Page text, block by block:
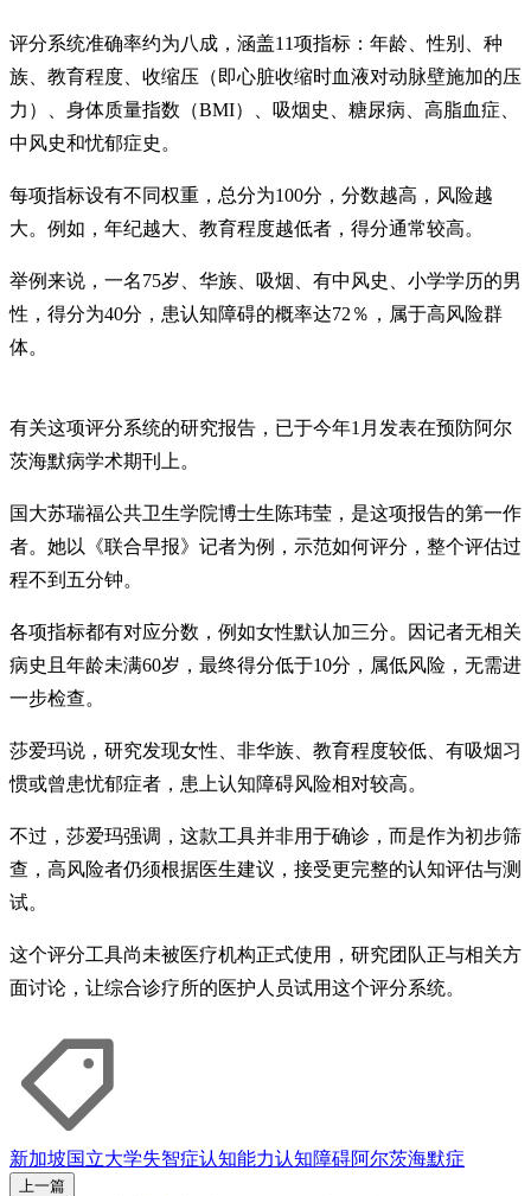
评分系统准确率约为八成，涵盖11项指标：年龄、性别、种
族、教育程度、收缩压（即心脏收缩时血液对动脉壁施加的压
力）、身体质量指数（BMI）、吸烟史、糖尿病、高脂血症、
中风史和忧郁症史。
每项指标设有不同权重，总分为100分，分数越高，风险越
大。例如，年纪越大、教育程度越低者，得分通常较高。
举例来说，一名75岁、华族、吸烟、有中风史、小学学历的男
性，得分为40分，患认知障碍的概率达72％，属于高风险群
体。
有关这项评分系统的研究报告，已于今年1月发表在预防阿尔
茨海默病学术期刊上。
国大苏瑞福公共卫生学院博士生陈玮莹，是这项报告的第一作
者。她以《联合早报》记者为例，示范如何评分，整个评估过
程不到五分钟。
各项指标都有对应分数，例如女性默认加三分。因记者无相关
病史且年龄未满60岁，最终得分低于10分，属低风险，无需进
一步检查。
莎爱玛说，研究发现女性、非华族、教育程度较低、有吸烟习
惯或曾患忧郁症者，患上认知障碍风险相对较高。
不过，莎爱玛强调，这款工具并非用于确诊，而是作为初步筛
查，高风险者仍须根据医生建议，接受更完整的认知评估与测
试。
这个评分工具尚未被医疗机构正式使用，研究团队正与相关方
面讨论，让综合诊疗所的医护人员试用这个评分系统。
新加坡国立大学失智症认知能力认知障碍阿尔茨海默症
上一篇